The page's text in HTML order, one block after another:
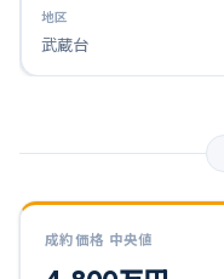
武蔵台
成約価格 中央値